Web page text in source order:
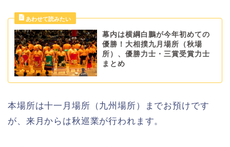
幕内は横綱白鵬が今年初めての
優勝！大相撲九月場所（秋場
所）、優勝力士・三賞受賞力士
まとめ
本場所は十一月場所（九州場所）までお預けです
が、来月からは秋巡業が行われます。